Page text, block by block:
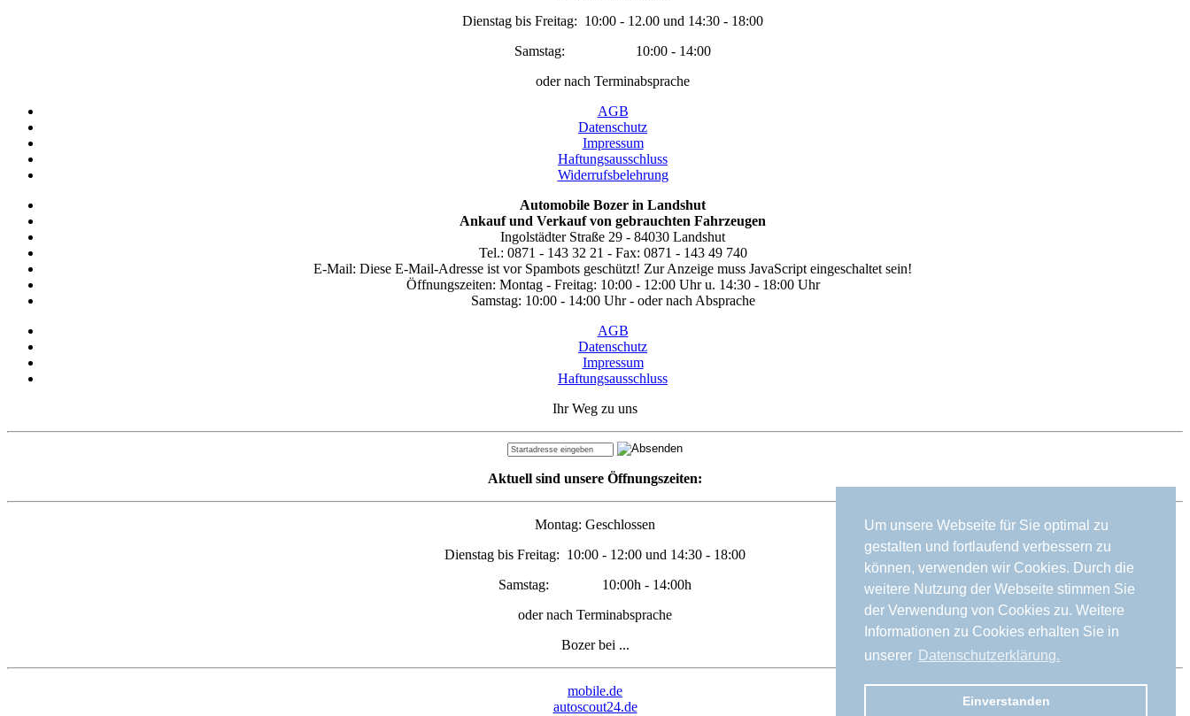
Um unsere Webseite für Sie optimal zu
gestalten und fortlaufend verbessern zu
können, verwenden wir Cookies. Durch die
weitere Nutzung der Webseite stimmen Sie
der Verwendung von Cookies zu. Weitere
Informationen zu Cookies erhalten Sie in
unserer Datenschutzerklärung.
Einverstanden
Dienstag bis Freitag: 10:00 - 12.00 und 14:30 - 18:00
Samstag: 10:00 - 14:00
oder nach Terminabsprache
AGB
Datenschutz
Impressum
Haftungsausschluss
Widerrufsbelehrung
Automobile Bozer in Landshut
Ankauf und Verkauf von gebrauchten Fahrzeugen
Ingolstädter Straße 29 - 84030 Landshut
Tel.: 0871 - 143 32 21 - Fax: 0871 - 143 49 740
E-Mail: Diese E-Mail-Adresse ist vor Spambots geschützt! Zur Anzeige muss JavaScript eingeschaltet sein!
Öffnungszeiten: Montag - Freitag: 10:00 - 12:00 Uhr u. 14:30 - 18:00 Uhr
Samstag: 10:00 - 14:00 Uhr - oder nach Absprache
AGB
Datenschutz
Impressum
Haftungsausschluss
Ihr Weg zu uns
Aktuell sind unsere Öffnungszeiten:
Montag: Geschlossen
Dienstag bis Freitag: 10:00 - 12:00 und 14:30 - 18:00
Samstag: 10:00h - 14:00h
oder nach Terminabsprache
Bozer bei ...
mobile.de
autoscout24.de